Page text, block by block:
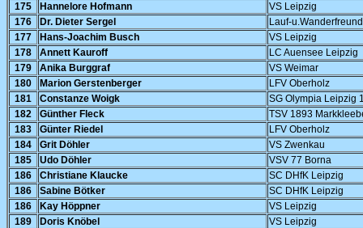
175
Hannelore Hofmann
VS Leipzig
176
Dr. Dieter Sergel
Lauf-
177
Hans-Joachim Busch
VS Leipzig
178
Annett Kauroff
LC Auensee Leipzig
179
Anika Burggraf
VS Weimar
180
Marion Gerstenberger
LFV Oberholz
181
Constanze Woigk
SG Olympia Leipzig
182
Günther Fleck
TSV 1893
183
Günter Riedel
LFV Oberholz
184
Grit Döhler
VS Zwenkau
185
Udo Döhler
VSV 77 Borna
186
Christiane Klaucke
SC DHfK Leipzig
186
Sabine Bötker
SC DHfK Leipzig
186
Kay Höppner
VS Leipzig
189
Doris Knöbel
VS Leipzig